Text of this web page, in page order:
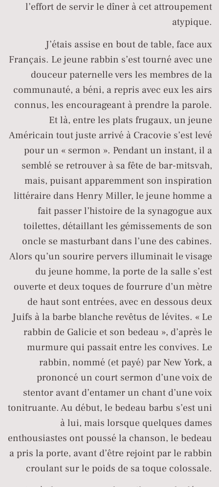
l’effort de servir le dîner à cet attroupement
atypique.
J’étais assise en bout de table, face aux
Français. Le jeune rabbin s’est tourné avec une
douceur paternelle vers les membres de la
communauté, a béni, a repris avec eux les airs
connus, les encourageant à prendre la parole.
Et là, entre les plats frugaux, un jeune
Américain tout juste arrivé à Cracovie s’est levé
pour un « sermon ». Pendant un instant, il a
semblé se retrouver à sa fête de bar-mitsvah,
mais, puisant apparemment son inspiration
littéraire dans Henry Miller, le jeune homme a
fait passer l’histoire de la synagogue aux
toilettes, détaillant les gémissements de son
oncle se masturbant dans l’une des cabines.
Alors qu’un sourire pervers illuminait le visage
du jeune homme, la porte de la salle s’est
ouverte et deux toques de fourrure d’un mètre
de haut sont entrées, avec en dessous deux
Juifs à la barbe blanche revêtus de lévites. « Le
rabbin de Galicie et son bedeau », d’après le
murmure qui passait entre les convives. Le
rabbin, nommé (et payé) par New York, a
prononcé un court sermon d’une voix de
stentor avant d’entamer un chant d’une voix
tonitruante. Au début, le bedeau barbu s’est uni
à lui, mais lorsque quelques dames
enthousiastes ont poussé la chanson, le bedeau
a pris la porte, avant d’être rejoint par le rabbin
croulant sur le poids de sa toque colossale.